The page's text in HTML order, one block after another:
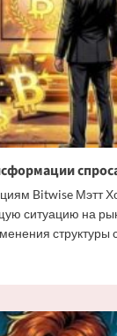
Bitwise Мэтт
ситуацию на
структуры